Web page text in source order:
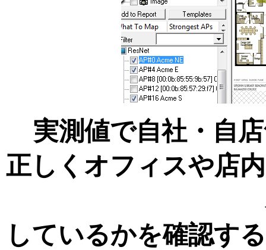
実測値で自社・自
正しくオフィスや店
しているかを確認す